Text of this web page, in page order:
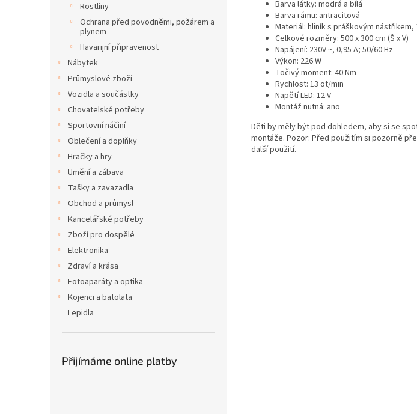
Rostliny
Ochrana před povodněmi, požárem a
plynem
Havarijní připravenost
Nábytek
Průmyslové zboží
Vozidla a součástky
Chovatelské potřeby
Sportovní náčiní
Oblečení a doplňky
Hračky a hry
Umění a zábava
Tašky a zavazadla
Obchod a průmysl
Kancelářské potřeby
Zboží pro dospělé
Elektronika
Zdraví a krása
Fotoaparáty a optika
Kojenci a batolata
Lepidla
Přijímáme online platby
Barva látky: modrá a bílá
Barva rámu: antracitová
Materiál: hliník s práškovým
Celkové rozměry: 500 x 300 cm (Š x V)
Napájení: 230V ~, 0,95 A; 50/60 Hz
Výkon: 226 W
Točivý moment: 40 Nm
Rychlost: 13 ot/min
Napětí LED: 12 V
Montáž nutná: ano
Děti by měly být pod dohledem, aby si se
montáže. Pozor: Před použitím si pozorně
další použití.